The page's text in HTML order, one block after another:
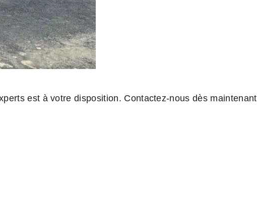
est à votre disposition. Contactez-nous dès maintenant